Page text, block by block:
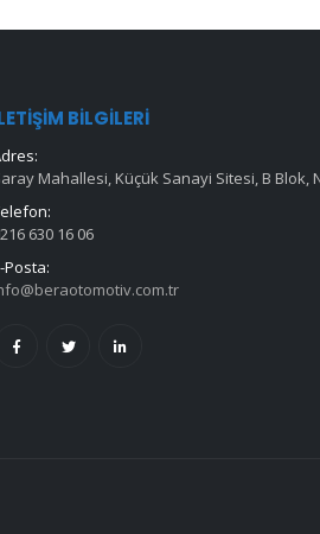
BILGILERI
Mahallesi, Küçük Sanayi Sitesi, B Blok,
630 16 06
Posta: